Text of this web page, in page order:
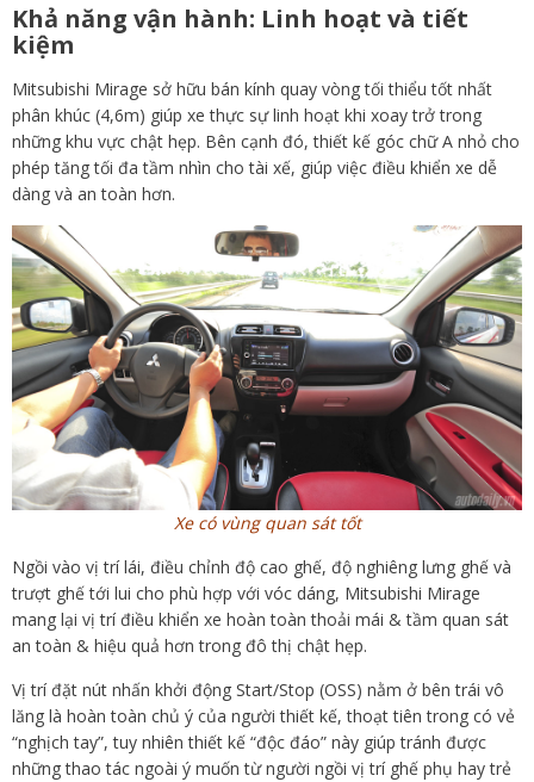
Khả năng vận hành: Linh hoạt và tiết
kiệm
Mitsubishi Mirage sở hữu bán kính quay vòng tối thiểu tốt nhất
phân khúc (4,6m) giúp xe thực sự linh hoạt khi xoay trở trong
những khu vực chật hẹp. Bên cạnh đó, thiết kế góc chữ A nhỏ cho
phép tăng tối đa tầm nhìn cho tài xế, giúp việc điều khiển xe dễ
dàng và an toàn hơn.
Xe có vùng quan sát tốt
Ngồi vào vị trí lái, điều chỉnh độ cao ghế, độ nghiêng lưng ghế và
trượt ghế tới lui cho phù hợp với vóc dáng, Mitsubishi Mirage
mang lại vị trí điều khiển xe hoàn toàn thoải mái & tầm quan sát
an toàn & hiệu quả hơn trong đô thị chật hẹp.
Vị trí đặt nút nhấn khởi động Start/Stop (OSS) nằm ở bên trái vô
lăng là hoàn toàn chủ ý của người thiết kế, thoạt tiên trong có vẻ
“nghịch tay”, tuy nhiên thiết kế “độc đáo” này giúp tránh được
những thao tác ngoài ý muốn từ người ngồi vị trí ghế phụ hay trẻ